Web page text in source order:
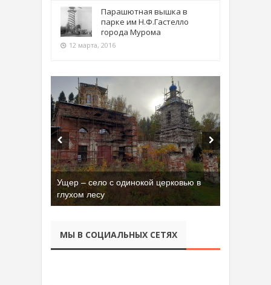
Парашютная вышка в
парке им Н.Ф.Гастелло
города Мурома
12 марта, 2016
Ущер – село с одинокой церковью в
глухом лесу
МЫ В СОЦИАЛЬНЫХ СЕТЯХ